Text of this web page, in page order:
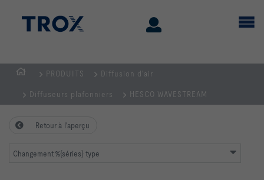
d'accueil
PRODUITS Diffusion d'air
Diffuseurs plafonniers HESCO WAVESTREAM
Retour à l'aperçu
Changement %{séries} type